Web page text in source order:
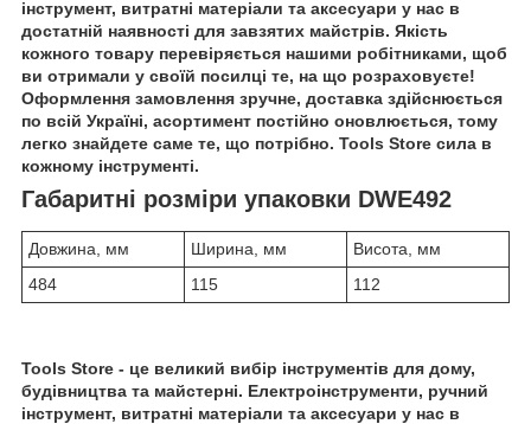
інструмент, витратні матеріали та аксесуари у нас в
достатній наявності для завзятих майстрів. Якість
кожного товару перевіряється нашими робітниками, щоб
ви отримали у своїй посилці те, на що розраховуєте!
Оформлення замовлення зручне, доставка здійснюється
по всій Україні, асортимент постійно оновлюється, тому
легко знайдете саме те, що потрібно. Tools Store сила в
кожному інструменті.
Габаритні розміри упаковки DWE492
Довжина, мм Ширина, мм
Висота, мм
484
115 112
Tools Store - це великий вибір інструментів для дому,
будівництва та майстерні. Електроінструменти, ручний
інструмент, витратні матеріали та аксесуари у нас в